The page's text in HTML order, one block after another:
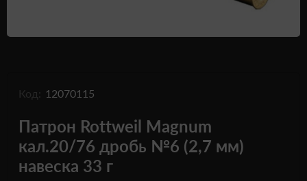
Код: 12070115
Патрон Rottweil Magnum
кал.20/76 дробь №6 (2,7 мм)
навеска 33 г